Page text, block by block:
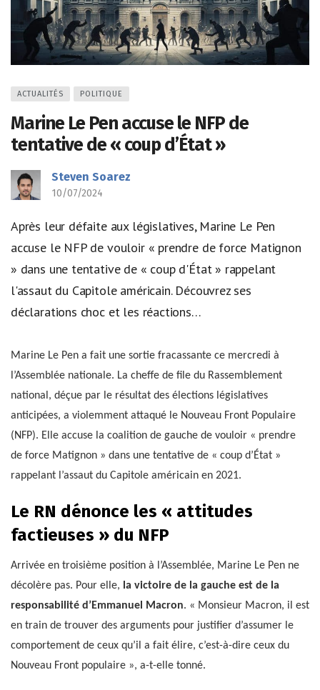
ACTUALITÉS POLITIQUE
Marine Le Pen accuse le NFP de
tentative de « coup d’État »
Steven Soarez
10/07/2024
Après leur défaite aux législatives, Marine Le Pen
accuse le NFP de vouloir « prendre de force Matignon
» dans une tentative de « coup d'État » rappelant
l'assaut du Capitole américain. Découvrez ses
déclarations choc et les réactions…
Marine Le Pen a fait une sortie fracassante ce mercredi à
l’Assemblée nationale. La cheffe de file du Rassemblement
national, déçue par le résultat des élections législatives
anticipées, a violemment attaqué le Nouveau Front Populaire
(NFP). Elle accuse la coalition de gauche de vouloir « prendre
de force Matignon » dans une tentative de « coup d’État »
rappelant l’assaut du Capitole américain en 2021.
Le RN dénonce les « attitudes
factieuses » du NFP
Arrivée en troisième position à l’Assemblée, Marine Le Pen ne
décolère pas. Pour elle, la victoire de la gauche est de la
responsabilité d’Emmanuel Macron. « Monsieur Macron, il est
en train de trouver des arguments pour justifier d’assumer le
comportement de ceux qu’il a fait élire, c’est-à-dire ceux du
Nouveau Front populaire », a-t-elle tonné.